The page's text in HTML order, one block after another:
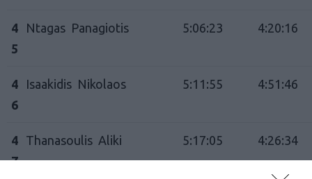
4
5
Ntagas Panagiotis 5:06:23 4:20:16
4
6
Isaakidis Nikolaos 5:11:55 4:51:46
4
7
Thanasoulis Aliki 5:17:05 4:26:34